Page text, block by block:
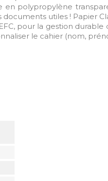
polypropylène
utiles ! Papier
pour la gestion durable
le cahier (nom,